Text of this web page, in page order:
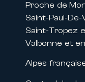
Proche de
Saint-Paul-
Saint-Tropez
Valbonne et
Alpes